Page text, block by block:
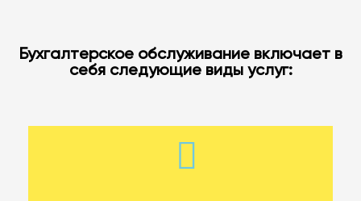
Бухгалтерское обслуживание включает в
себя следующие виды услуг: